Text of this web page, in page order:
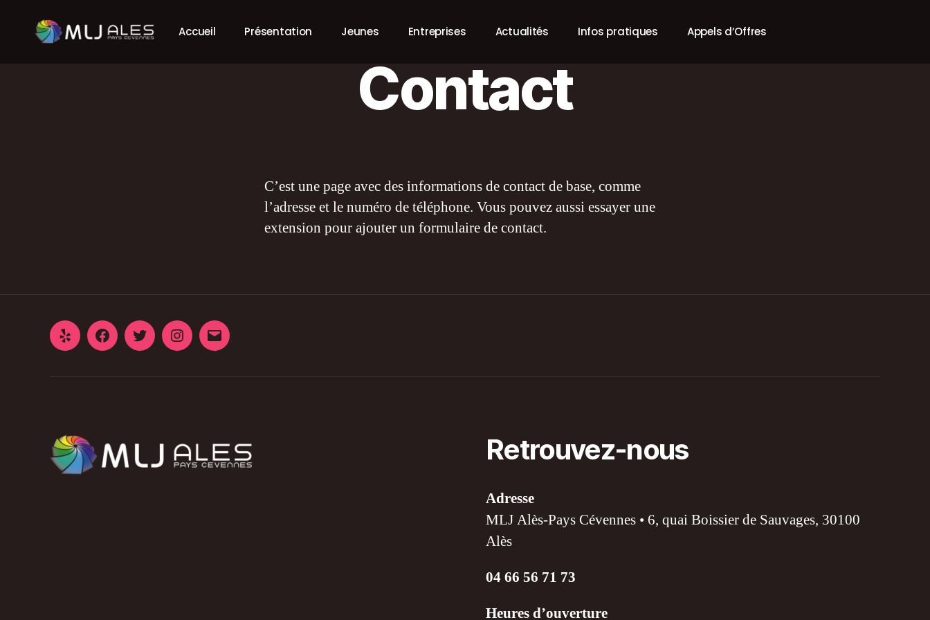
Accueil Présentation Jeunes Entreprises Actualités Infos pratiques Appels d’Offres
Contact
C’est une page avec des informations de contact de base, comme
l’adresse et le numéro de téléphone. Vous pouvez aussi essayer une
extension pour ajouter un formulaire de contact.
Retrouvez-nous
Adresse
MLJ Alès-Pays Cévennes • 6, quai Boissier de Sauvages, 30100
Alès
04 66 56 71 73
Heures d’ouverture